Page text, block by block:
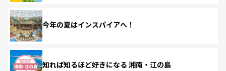
今年の夏はインスパイアへ！
知れば知るほど好きになる 湘南・江の島